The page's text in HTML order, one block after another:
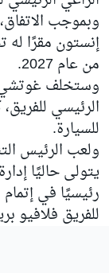
وبموجب
إنستون مقرًا
من عام 2027.
وستخلف غوتشي
الرئيسي
للسيارة.
ولعب الرئيس
يتولى حاليًا
رئيسيًا في
للفريق فلافيو